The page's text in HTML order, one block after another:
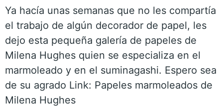
Ya hacía unas semanas que no les compartía
el trabajo de algún decorador de papel, les
dejo esta pequeña galería de papeles de
Milena Hughes quien se especializa en el
marmoleado y en el suminagashi. Espero sea
de su agrado Link: Papeles marmoleados de
Milena Hughes